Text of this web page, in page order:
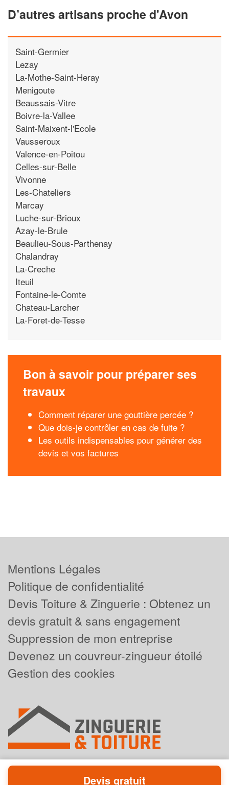
D’autres artisans proche d'Avon
Saint-Germier
Lezay
La-Mothe-Saint-Heray
Menigoute
Beaussais-Vitre
Boivre-la-Vallee
Saint-Maixent-l'Ecole
Vausseroux
Valence-en-Poitou
Celles-sur-Belle
Vivonne
Les-Chateliers
Marcay
Luche-sur-Brioux
Azay-le-Brule
Beaulieu-Sous-Parthenay
Chalandray
La-Creche
Iteuil
Fontaine-le-Comte
Chateau-Larcher
La-Foret-de-Tesse
Bon à savoir pour préparer ses
travaux
Comment réparer une gouttière percée ?
Que dois-je contrôler en cas de fuite ?
Les outils indispensables pour générer des
devis et vos factures
Mentions Légales
Politique de confidentialité
Devis Toiture & Zinguerie : Obtenez un
devis gratuit & sans engagement
Suppression de mon entreprise
Devenez un couvreur-zingueur étoilé
Gestion des cookies
Devis gratuit